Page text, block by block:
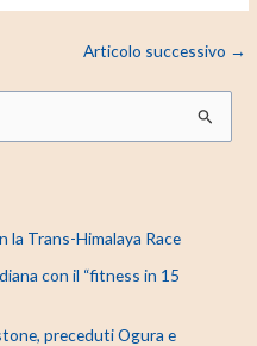
Articolo successivo →
la Trans-Himalaya Race
con il “fitness in 15
preceduti Ogura e